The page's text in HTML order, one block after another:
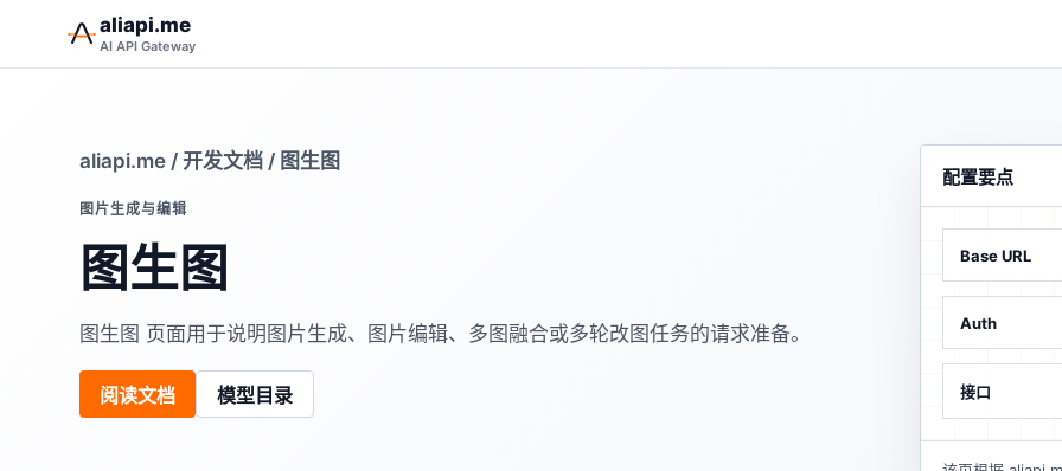
aliapi.me
AI API Gateway
aliapi.me / 开发文档 / 图生图
图片生成与编辑
图生图
图生图 页面用于说明图片生成、图片编辑、多图融合或多轮改图任务的请求准备。
阅读文档 模型目录
配置要点
Base URL
Auth
接口